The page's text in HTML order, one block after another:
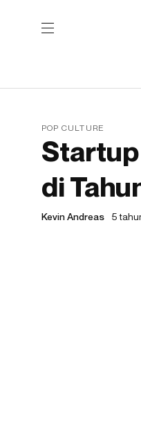
POP CULTURE
Startup
di
Kevin Andreas 5